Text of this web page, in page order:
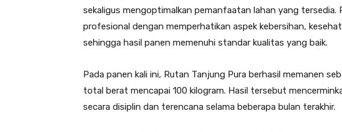
sekaligus mengoptimalkan pemanfaatan lahan yang tersedia.
profesional dengan memperhatikan aspek kebersihan,
sehingga hasil panen memenuhi standar kualitas yang baik.
Pada panen kali ini, Rutan Tanjung Pura berhasil memanen
total berat mencapai 100 kilogram. Hasil tersebut
secara disiplin dan terencana selama beberapa bulan terakhir.